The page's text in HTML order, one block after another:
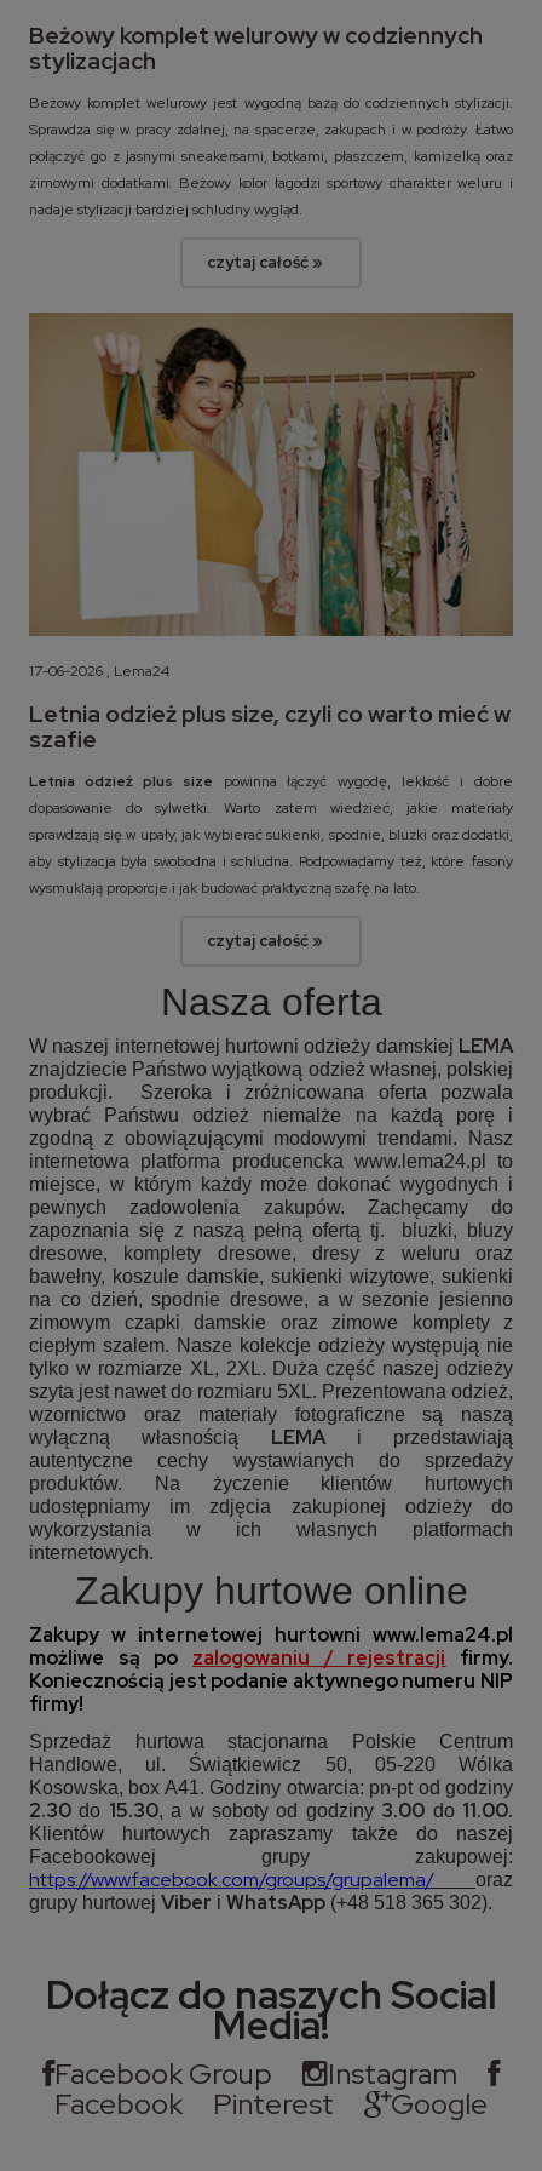
Beżowy komplet welurowy w codziennych
stylizacjach
Beżowy komplet welurowy jest wygodną bazą do codziennych stylizacji.
Sprawdza się w pracy zdalnej, na spacerze, zakupach i w podróży. Łatwo
połączyć go z jasnymi sneakersami, botkami, płaszczem, kamizelką oraz
zimowymi dodatkami. Beżowy kolor łagodzi sportowy charakter weluru i
nadaje stylizacji bardziej schludny wygląd.
czytaj całość »
17-06-2026 , Lema24
Letnia odzież plus size, czyli co warto mieć w
szafie
Letnia odzież plus size powinna łączyć wygodę, lekkość i dobre
dopasowanie do sylwetki. Warto zatem wiedzieć, jakie materiały
sprawdzają się w upały, jak wybierać sukienki, spodnie, bluzki oraz dodatki,
aby stylizacja była swobodna i schludna. Podpowiadamy też, które fasony
wysmuklają proporcje i jak budować praktyczną szafę na lato.
czytaj całość »
Nasza oferta
W naszej internetowej hurtowni odzieży damskiej LEMA
znajdziecie Państwo wyjątkową odzież własnej, polskiej
produkcji. Szeroka i zróżnicowana oferta pozwala
wybrać Państwu odzież niemalże na każdą porę i
zgodną z obowiązującymi modowymi trendami. Nasz
internetowa platforma producencka www.lema24.pl to
miejsce, w którym każdy może dokonać wygodnych i
pewnych zadowolenia zakupów. Zachęcamy do
zapoznania się z naszą pełną ofertą tj.
bluzki, bluzy
dresowe, komplety dresowe, dresy z weluru oraz
bawełny, koszule damskie, sukienki wizytowe, sukienki
na co dzień, spodnie dresowe, a w sezonie jesienno
zimowym czapki damskie oraz zimowe komplety z
ciepłym szalem. Nasze kolekcje odzieży występują nie
tylko w rozmiarze XL, 2XL. Duża część naszej odzieży
szyta jest nawet do rozmiaru 5XL. Prezentowana odzież,
wzornictwo oraz materiały fotograficzne są naszą
wyłączną własnością LEMAi przedstawiają
autentyczne cechy wystawianych do sprzedaży
produktów. Na życzenie klientów hurtowych
udostępniamy im zdjęcia zakupionej odzieży do
wykorzystania w ich własnych platformach
internetowych.
Zakupy hurtowe online
Zakupy w internetowej hurtowni www.lema24.pl
możliwe są po zalogowaniu / rejestracji firmy.
Koniecznością jest podanie aktywnego numeru NIP
firmy!
Sprzedaż hurtowa stacjonarna Polskie Centrum
Handlowe, ul. Świątkiewicz 50, 05-220 Wólka
Kosowska, box A41. Godziny otwarcia: pn-pt od godziny
2.30 do 15.30, a w soboty od godziny 3.00 do 11.00.
Klientów hurtowych zapraszamy także do naszej
Facebookowej grupy zakupowej:
https://www.facebook.com/groups/grupalema/
oraz
grupy hurtowej Viber i WhatsApp (+48 518 365 302).
Dołącz do naszych Social
Media!
Facebook Group
Instagram
Facebook
Pinterest Google